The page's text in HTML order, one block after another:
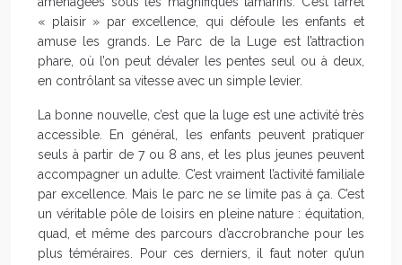
« plaisir » par excellence, qui défoule les enfants et
amuse les grands. Le Parc de la Luge est l’attraction
phare, où l’on peut dévaler les pentes seul ou à deux,
en contrôlant sa vitesse avec un simple levier.
La bonne nouvelle, c’est que la luge est une activité très
accessible. En général, les enfants peuvent pratiquer
seuls à partir de 7 ou 8 ans, et les plus jeunes peuvent
accompagner un adulte. C’est vraiment l’activité familiale
par excellence. Mais le parc ne se limite pas à ça. C’est
un véritable pôle de loisirs en pleine nature : équitation,
quad, et même des parcours d’accrobranche pour les
plus téméraires. Pour ces derniers, il faut noter qu’un